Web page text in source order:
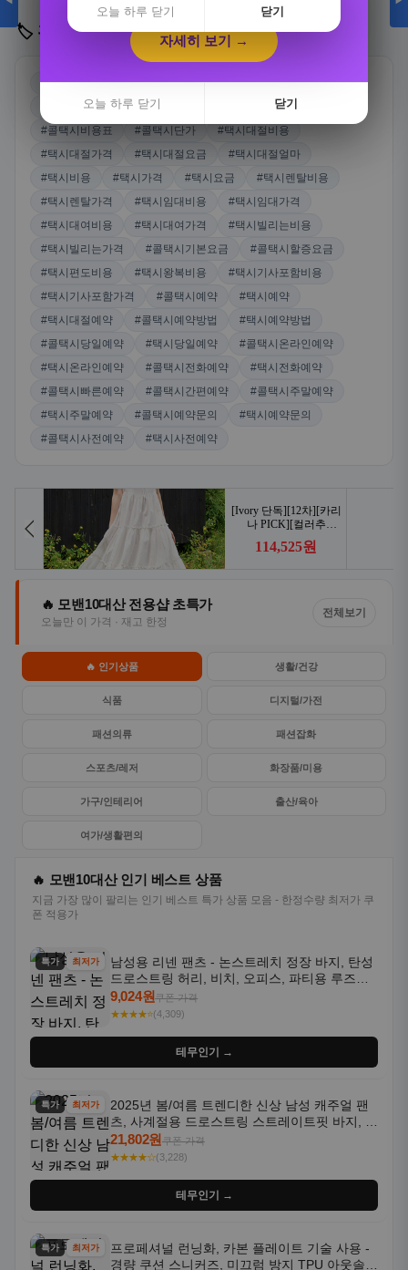
🏷️ 관련 키워드
#콜택시 #콜택시가격 #콜택시비용
#콜택시요금
#콜택시얼마
#콜택시가격표
#콜택시요금표
#콜택시비용표
#콜택시단가
#택시대절비용
#택시대절가격
#택시대절요금
#택시대절얼마
#택시비용
#택시가격 #택시요금
#택시렌탈비용
#택시렌탈가격
#택시임대비용
#택시임대가격
#택시대여비용
#택시대여가격
#택시빌리는비용
#택시빌리는가격
#콜택시기본요금
#콜택시할증요금
#택시편도비용
#택시왕복비용
#택시기사포함비용
#택시기사포함가격
#콜택시예약
#택시예약
#택시대절예약
#콜택시예약방법
#택시예약방법
#콜택시당일예약
#택시당일예약
#콜택시온라인예약
#택시온라인예약
#콜택시전화예약
#택시전화예약
#콜택시빠른예약
#콜택시간편예약
#콜택시주말예약
#택시주말예약
#콜택시예약문의
#택시예약문의
#콜택시사전예약
#택시사전예약
🔥 모밴10대산 전용샵 초특가
오늘만 이 가격 · 재고 한정
전체보기
🔥 인기상품 생활/건강
식품 디지털/가전
패션의류 패션잡화
스포츠/레저 화장품/미용
가구/인테리어 출산/육아
여가/생활편의
🔥 모밴10대산 인기 베스트 상품
지금 가장 많이 팔리는 인기 베스트 특가 상품 모음 - 한정수량 최저가 쿠
폰 적용가
특가 최저가
남성용 리넨 팬츠 - 논스트레치 정장 바지, 탄성
드로스트링 허리, 비치, 오피스, 파티용 루즈핏
트라우저 - 세탁기 사용 가능한 캐주얼 정장 의
상
9,024원쿠폰 가격
★★★★⭐(4,309)
테무인기 →
특가 최저가
2025년 봄/여름 트렌디한 신상 남성 캐주얼 팬
츠, 사계절용 드로스트링 스트레이트핏 바지, 한
국 스타일, 활용도 높은 아웃도어 및 정장용, 발
목 바지
21,802원쿠폰 가격
★★★★☆(3,228)
테무인기 →
특가 최저가
프로페셔널 런닝화, 카본 플레이트 기술 사용 -
경량 쿠션 스니커즈, 미끄럼 방지 TPU 아웃솔,
오늘 하루 닫기 닫기
자세히 보기 →
자세히 보기 →
오늘 하루 닫기 닫기